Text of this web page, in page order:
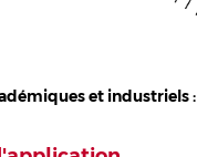
et industriels :